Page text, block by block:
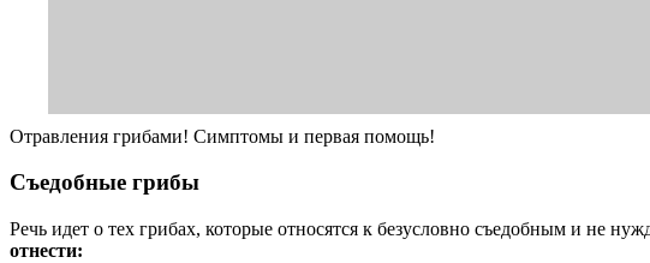
Отравления грибами! Симптомы и первая помощь!
Съедобные грибы
Речь идет о тех грибах, которые относятся к безусловно съедобным и не
отнести: